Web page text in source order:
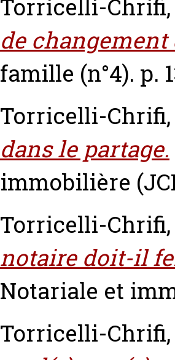
Torricelli-Chrifi,
de
famille (n°4). p.
Torricelli-Chrifi,
dans le partage.
immobilière
Torricelli-Chrifi,
notaire doit-il
Notariale et
Torricelli-Chrifi,